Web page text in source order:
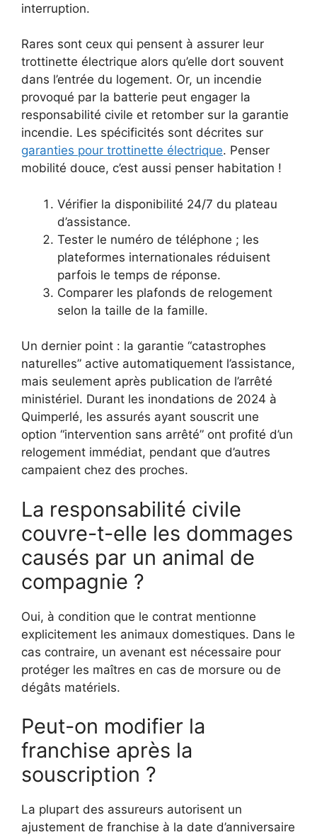
interruption.
Rares sont ceux qui pensent à assurer leur
trottinette électrique alors qu’elle dort souvent
dans l’entrée du logement. Or, un incendie
provoqué par la batterie peut engager la
responsabilité civile et retomber sur la garantie
incendie. Les spécificités sont décrites sur
garanties pour trottinette électrique. Penser
mobilité douce, c’est aussi penser habitation !
Vérifier la disponibilité 24/7 du plateau
d’assistance.
Tester le numéro de téléphone ; les
plateformes internationales réduisent
parfois le temps de réponse.
Comparer les plafonds de relogement
selon la taille de la famille.
Un dernier point : la garantie “catastrophes
naturelles” active automatiquement l’assistance,
mais seulement après publication de l’arrêté
ministériel. Durant les inondations de 2024 à
Quimperlé, les assurés ayant souscrit une
option “intervention sans arrêté” ont profité d’un
relogement immédiat, pendant que d’autres
campaient chez des proches.
La responsabilité civile
couvre-t-elle les dommages
causés par un animal de
compagnie ?
Oui, à condition que le contrat mentionne
explicitement les animaux domestiques. Dans le
cas contraire, un avenant est nécessaire pour
protéger les maîtres en cas de morsure ou de
dégâts matériels.
Peut-on modifier la
franchise après la
souscription ?
La plupart des assureurs autorisent un
ajustement de franchise à la date d’anniversaire